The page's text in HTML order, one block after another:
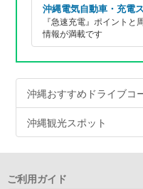
沖縄電気自動車・充電
『急速充電』ポイント
情報が満載です
沖縄おすすめドライブコ
沖縄観光スポット
ご利用ガイド